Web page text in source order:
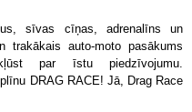
sīvas cīņas, adrenalīns un
auto-moto pasākums
par īstu piedzīvojumu.
DRAG RACE! Jā, Drag Race